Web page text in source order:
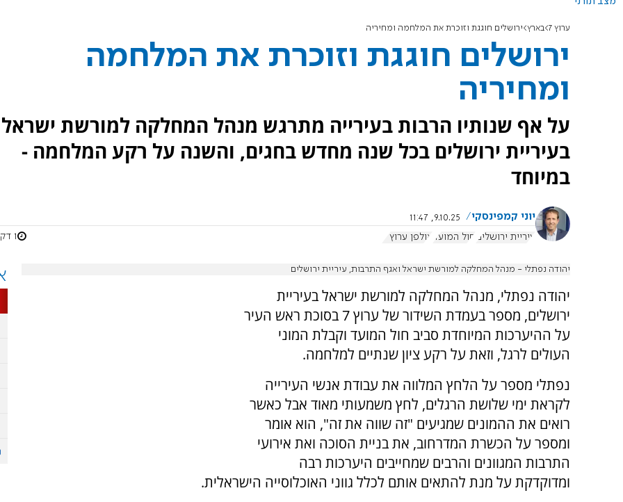
ערוץ 7 בארץ ירושלים חוגגת וזוכרת את המלחמה ומחיריה
ירושלים חוגגת וזוכרת את המלחמה
ומחיריה
על אף שנותיו הרבות בעירייה מתרגש מנהל המחלקה למורשת ישראל
בעיריית ירושלים בכל שנה מחדש בחגים, והשנה על רקע המלחמה -
במיוחד
יוני קמפינסקי
9.10.25, 11:47
עיריית ירושלים חול המועד אולפן ערוץ 7 1 דקות
יהודה נפתלי - מנהל המחלקה למורשת ישראל ואגף התרבות, עיריית ירושלים
יהודה נפתלי, מנהל המחלקה למורשת ישראל בעיריית
ירושלים, מספר בעמדת השידור של ערוץ 7 בסוכת ראש העיר
על ההיערכות המיוחדת סביב חול המועד וקבלת המוני
העולים לרגל, וזאת על רקע ציון שנתיים למלחמה.
נפתלי מספר על הלחץ המלווה את עבודת אנשי העירייה
לקראת ימי שלושת הרגלים, לחץ משמעותי מאוד אבל כאשר
רואים את ההמונים שמגיעים "זה שווה את זה", הוא אומר
ומספר על הכשרת המדרחוב, את בניית הסוכה ואת אירועי
התרבות המגוונים והרבים שמחייבים היערכות רבה
ומדוקדקת על מנת להתאים אותם לכלל גווני האוכלוסייה הישראלית.